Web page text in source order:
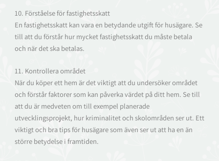
10. Förståelse för fastighetsskatt
En fastighetsskatt kan vara en betydande utgift för husägare. Se
till att du förstår hur mycket fastighetsskatt du måste betala
och när det ska betalas.
11. Kontrollera området
När du köper ett hem är det viktigt att du undersöker området
och förstår faktorer som kan påverka värdet på ditt hem. Se till
att du är medveten om till exempel planerade
utvecklingsprojekt, hur kriminalitet och skolområden ser ut. Ett
viktigt och bra tips för husägare som även ser ut att ha en än
större betydelse i framtiden.